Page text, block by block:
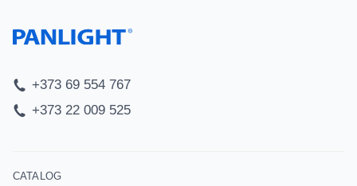
+373 69 554 767
+373 22 009 525
CATALOG